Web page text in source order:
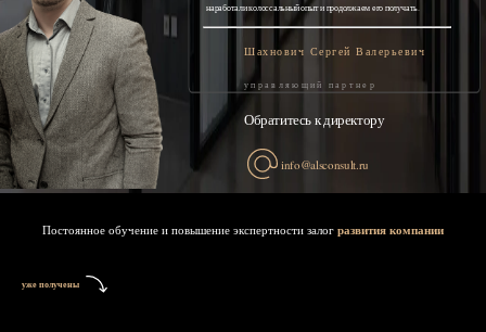
наработали колоссальный опыт и продолжаем его получать.
Шахнович Сергей Валерьевич
управляющий партнер
Обратитесь к директору
info@alsconsult.ru
Постоянное обучение и повышение экспертности залог развития компании
уже получены